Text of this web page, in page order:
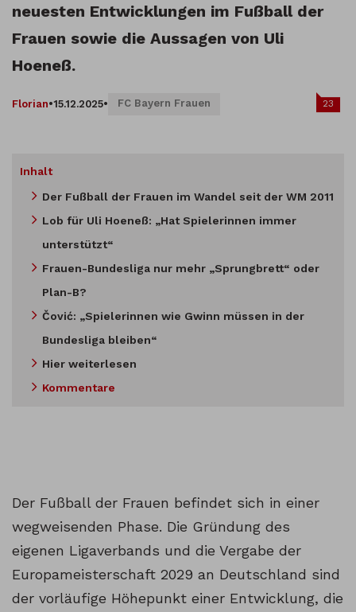
neuesten Entwicklungen im Fußball der
Frauen sowie die Aussagen von Uli
Hoeneß.
Florian•15.12.2025• FC Bayern Frauen 23
Inhalt
Der Fußball der Frauen im Wandel seit der WM 2011
Lob für Uli Hoeneß: „Hat Spielerinnen immer
unterstützt“
Frauen-Bundesliga nur mehr „Sprungbrett“ oder
Plan-B?
Čović: „Spielerinnen wie Gwinn müssen in der
Bundesliga bleiben“
Hier weiterlesen
Kommentare
Der Fußball der Frauen befindet sich in einer
wegweisenden Phase. Die Gründung des
eigenen Ligaverbands und die Vergabe der
Europameisterschaft 2029 an Deutschland sind
der vorläufige Höhepunkt einer Entwicklung, die